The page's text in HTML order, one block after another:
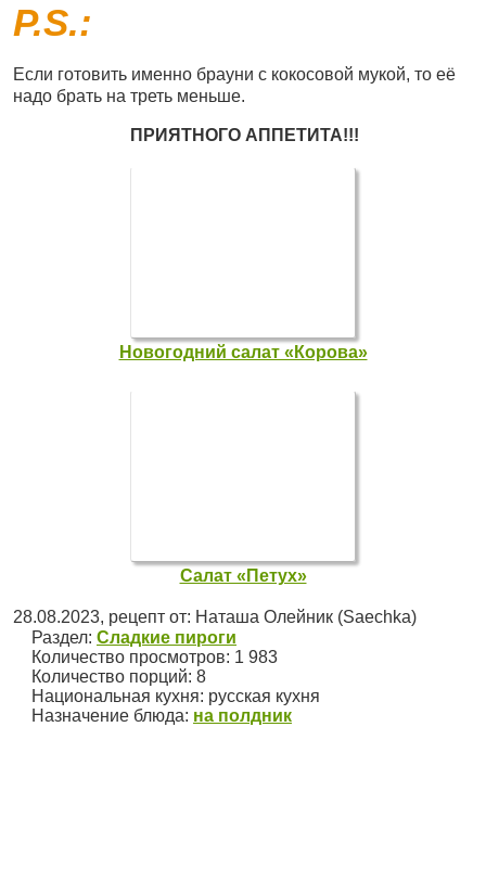
P.S.:
Если готовить именно брауни с кокосовой мукой, то её
надо брать на треть меньше.
ПРИЯТНОГО АППЕТИТА!!!
Новогодний салат «Корова»
Салат «Петух»
28.08.2023, рецепт от: Наташа Олейник (Saechka)
Раздел: Сладкие пироги
Количество просмотров: 1 983
Количество порций: 8
Национальная кухня: русская кухня
Назначение блюда: на полдник